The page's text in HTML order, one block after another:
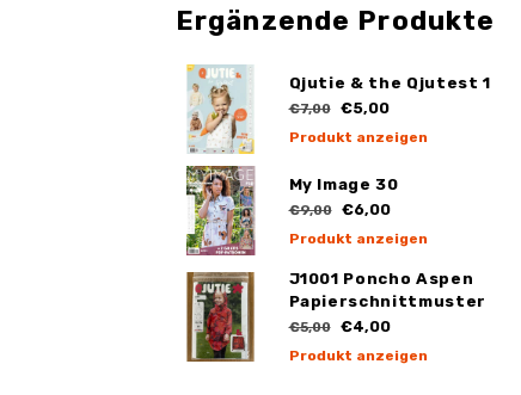
Ergänzende Produkte
Qjutie & the Qjutest 1
€7,00 €5,00
Produkt anzeigen
My Image 30
€9,00 €6,00
Produkt anzeigen
J1001 Poncho Aspen
Papierschnittmuster
€5,00 €4,00
Produkt anzeigen